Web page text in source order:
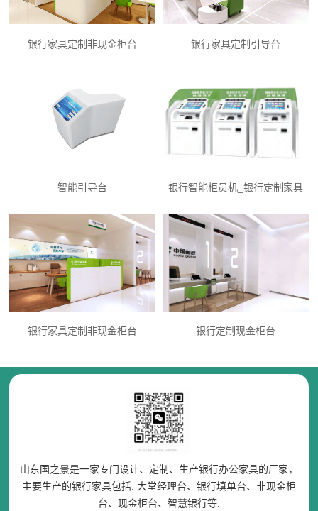
银行家具定制非现金柜台 银行家具定制引导台
智能引导台 银行智能柜员机_银行定制家具
银行家具定制非现金柜台 银行定制现金柜台
山东国之景是一家专门设计、定制、生产银行办公家具的厂家，
主要生产的银行家具包括: 大堂经理台、银行填单台、非现金柜
台、现金柜台、智慧银行等.